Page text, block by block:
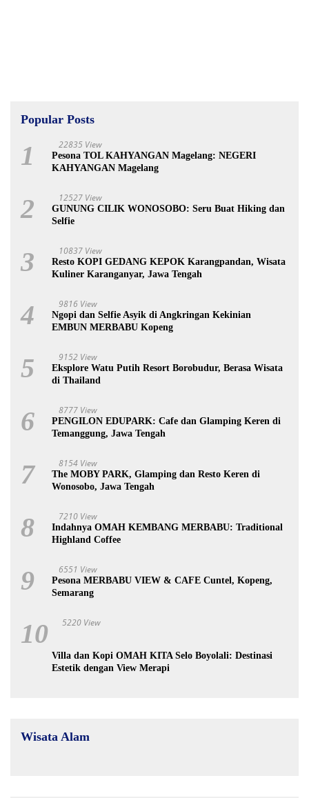
Popular Posts
1 22835 View
Pesona TOL KAHYANGAN Magelang: NEGERI
KAHYANGAN Magelang
2 12527 View
GUNUNG CILIK WONOSOBO: Seru Buat Hiking dan
Selfie
3 10837 View
Resto KOPI GEDANG KEPOK Karangpandan, Wisata
Kuliner Karanganyar, Jawa Tengah
4 9816 View
Ngopi dan Selfie Asyik di Angkringan Kekinian
EMBUN MERBABU Kopeng
5 9152 View
Eksplore Watu Putih Resort Borobudur, Berasa Wisata
di Thailand
6 8777 View
PENGILON EDUPARK: Cafe dan Glamping Keren di
Temanggung, Jawa Tengah
7 8154 View
The MOBY PARK, Glamping dan Resto Keren di
Wonosobo, Jawa Tengah
8 7210 View
Indahnya OMAH KEMBANG MERBABU: Traditional
Highland Coffee
9 6551 View
Pesona MERBABU VIEW & CAFE Cuntel, Kopeng,
Semarang
10 5220 View
Villa dan Kopi OMAH KITA Selo Boyolali: Destinasi
Estetik dengan View Merapi
Wisata Alam